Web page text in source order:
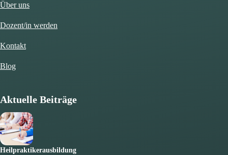
Über uns
Dozent/in werden
Kontakt
Blog
Aktuelle Beiträge
Heilpraktikerausbildung